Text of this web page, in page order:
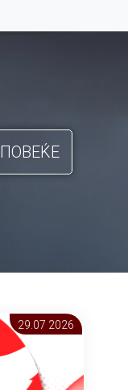
ПОВЕЌЕ
29.07 2026